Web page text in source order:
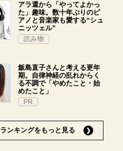
アラ還から「やってよかっ
た」趣味。数十年ぶりのピ
アノと音楽家も愛する“シュ
ニッツェル”
読み物
飯島直子さんと考える更年
期。自律神経の乱れからく
る不調で「やめたこと・始
めたこと」
PR
ランキングをもっと見る